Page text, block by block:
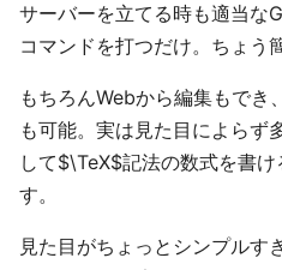
サーバーを立てる時も適当な
コマンドを打つだけ。ちょう
もちろんWebから編集もでき
も可能。実は見た目によらず
して$\TeX$記法の数式を書
す。
見た目がちょっとシンプルす